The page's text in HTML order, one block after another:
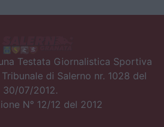
Testata Giornalistica Sportiva
di Salerno nr. 1028 del
30/07/2012.
N° 12/12 del 2012